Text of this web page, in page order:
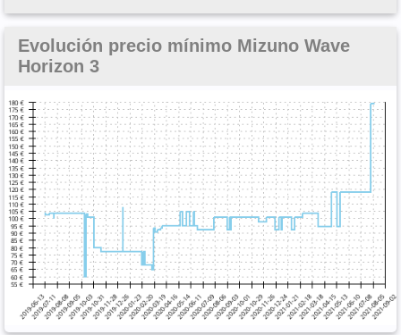
Evolución precio mínimo Mizuno Wave
Horizon 3